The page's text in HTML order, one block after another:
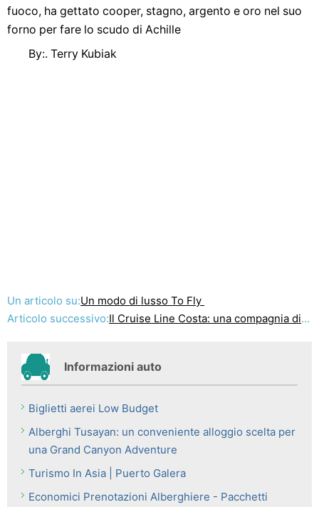
fuoco, ha gettato cooper, stagno, argento e oro nel suo
forno per fare lo scudo di Achille
By:. Terry Kubiak
Un articolo su:Un modo di lusso To Fly
Articolo successivo:Il Cruise Line Costa: una compagnia di crociere eccezionale
Informazioni auto
Biglietti aerei Low Budget
Alberghi Tusayan: un conveniente alloggio scelta per
una Grand Canyon Adventure
Turismo In Asia | Puerto Galera
Economici Prenotazioni Alberghiere - Pacchetti